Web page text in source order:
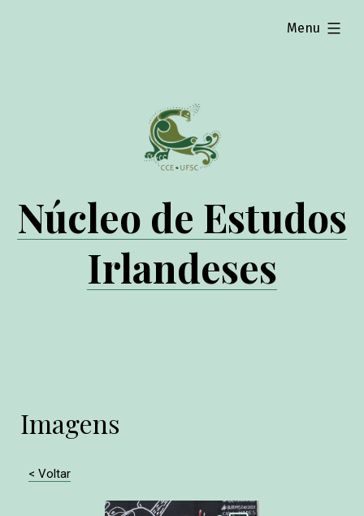
Núcleo de Estudos
Irlandeses
Menu
expanded
Imagens
< Voltar